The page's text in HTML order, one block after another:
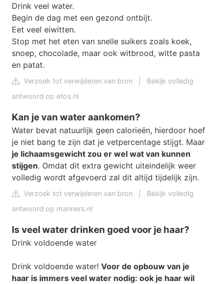
Drink veel water.
Begin de dag met een gezond ontbijt.
Eet veel eiwitten.
Stop met het eten van snelle suikers zoals koek,
snoep, chocolade, maar ook witbrood, witte pasta
en patat.
Verzoek tot verwijderen van bron
Bekijk volledig
antwoord op etos.nl
Kan je van water aankomen?
Water bevat natuurlijk geen calorieën, hierdoor hoef
je niet bang te zijn dat je vetpercentage stijgt. Maar
je lichaamsgewicht zou er wel wat van kunnen
stijgen. Omdat dit extra gewicht uiteindelijk weer
volledig wordt afgevoerd zal dit altijd tijdelijk zijn.
Verzoek tot verwijderen van bron
Bekijk volledig
antwoord op manners.nl
Is veel water drinken goed voor je haar?
Drink voldoende water
Drink voldoende water! Voor de opbouw van je
haar is immers veel water nodig: ook je haar wil